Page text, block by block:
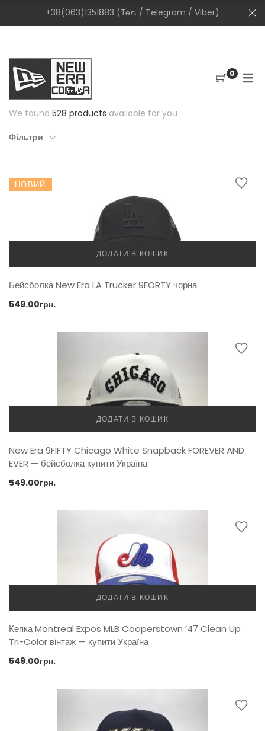
+38(063)1351883 (Тел. / Telegram / Viber)
0
We found 528 products available for you
Фільтри
НОВИЙ
ДОДАТИ В КОШИК
Бейсболка New Era LA Trucker 9FORTY чорна
549.00грн.
ДОДАТИ В КОШИК
New Era 9FIFTY Chicago White Snapback FOREVER AND
EVER — бейсболка купити Україна
549.00грн.
ДОДАТИ В КОШИК
Кепка Montreal Expos MLB Cooperstown ’47 Clean Up
Tri-Color вінтаж — купити Україна
549.00грн.